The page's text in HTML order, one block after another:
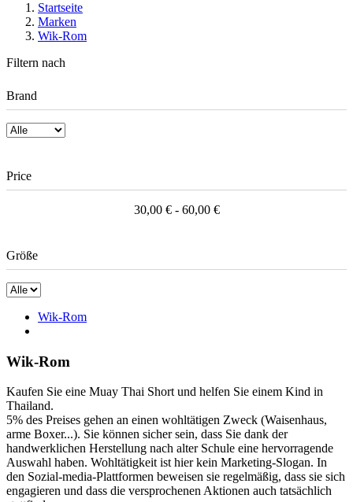
Startseite
Marken
Wik-Rom
Filtern nach
Brand
Price
30,00 € - 60,00 €
Größe
Wik-Rom
Wik-Rom
Kaufen Sie eine Muay Thai Short und helfen Sie einem Kind in
Thailand.
5% des Preises gehen an einen wohltätigen Zweck (Waisenhaus,
arme Boxer...). Sie können sicher sein, dass Sie dank der
handwerklichen Herstellung nach alter Schule eine hervorragende
Auswahl haben. Wohltätigkeit ist hier kein Marketing-Slogan. In
den Sozial-media-Plattformen beweisen sie regelmäßig, dass sie sich
engagieren und dass die versprochenen Aktionen auch tatsächlich